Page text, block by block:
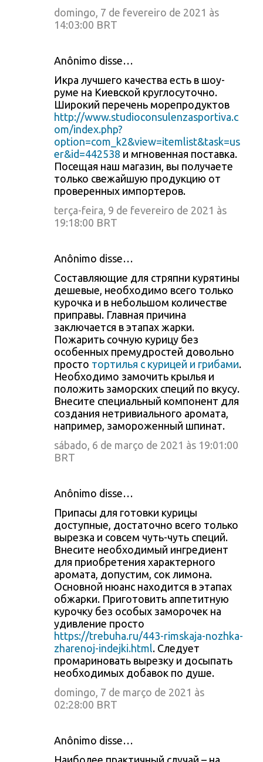
domingo, 7 de fevereiro de 2021 às
14:03:00 BRT
Anônimo disse…
Икра лучшего качества есть в шоу-
руме на Киевской круглосуточно.
Широкий перечень морепродуктов
http://www.studioconsulenzasportiva.c
om/index.php?
option=com_k2&view=itemlist&task=us
er&id=442538 и мгновенная поставка.
Посещая наш магазин, вы получаете
только свежайшую продукцию от
проверенных импортеров.
terça-feira, 9 de fevereiro de 2021 às
19:18:00 BRT
Anônimo disse…
Составляющие для стряпни курятины
дешевые, необходимо всего только
курочка и в небольшом количестве
приправы. Главная причина
заключается в этапах жарки.
Пожарить сочную курицу без
особенных премудростей довольно
просто тортилья с курицей и грибами.
Необходимо замочить крылья и
положить заморских специй по вкусу.
Внесите специальный компонент для
создания нетривиального аромата,
например, замороженный шпинат.
sábado, 6 de março de 2021 às 19:01:00
BRT
Anônimo disse…
Припасы для готовки курицы
доступные, достаточно всего только
вырезка и совсем чуть-чуть специй.
Внесите необходимый ингредиент
для приобретения характерного
аромата, допустим, сок лимона.
Основной нюанс находится в этапах
обжарки. Приготовить аппетитную
курочку без особых заморочек на
удивление просто
https://trebuha.ru/443-rimskaja-nozhka-
zharenoj-indejki.html. Следует
промариновать вырезку и досыпать
необходимых добавок по душе.
domingo, 7 de março de 2021 às
02:28:00 BRT
Anônimo disse…